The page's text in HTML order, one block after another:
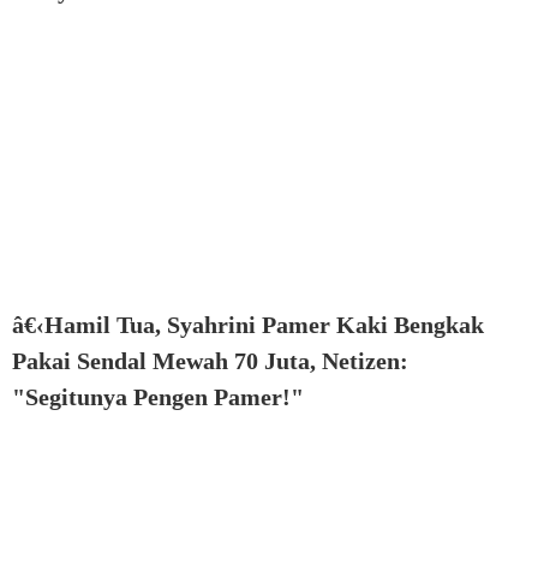
â€‹Hamil Tua, Syahrini Pamer Kaki Bengkak
Pakai Sendal Mewah 70 Juta, Netizen:
"Segitunya Pengen Pamer!"